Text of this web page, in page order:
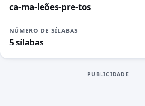
ca-ma-leões-pre-tos
NÚMERO DE SÍLABAS
5 sílabas
PUBLICIDADE